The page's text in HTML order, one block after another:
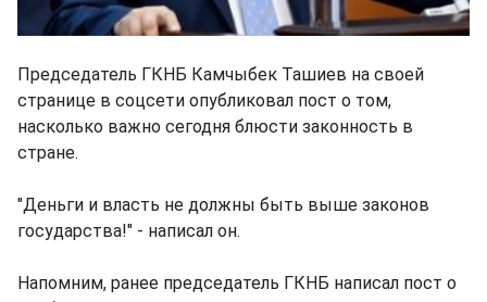
Председатель ГКНБ Камчыбек Ташиев на своей
странице в соцсети опубликовал пост о том,
насколько важно сегодня блюсти законность в
стране.
"Деньги и власть не должны быть выше законов
государства!" - написал он.
Напомним, ранее председатель ГКНБ написал пост о